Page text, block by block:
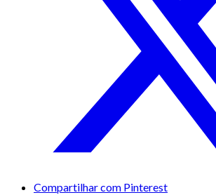
Compartilhar com Pinterest